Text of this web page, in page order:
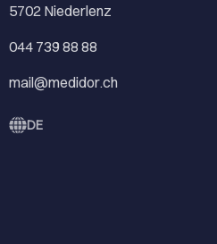
5702 Niederlenz
044 739 88 88
mail@medidor.ch
DE